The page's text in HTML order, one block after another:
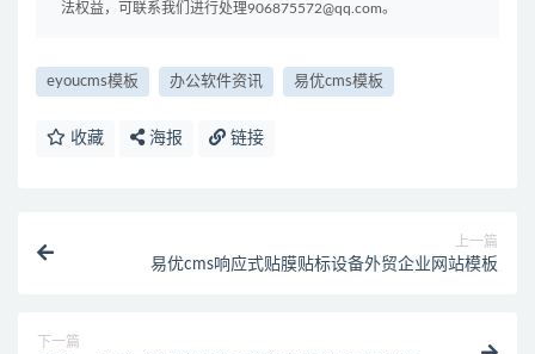
法权益，可联系我们进行处理906875572@qq.com。
eyoucms模板 办公软件资讯 易优cms模板
收藏 海报 链接
上一篇
易优cms响应式贴膜贴标设备外贸企业网站模板
下一篇